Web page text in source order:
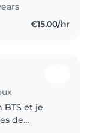
€15.00/hr
BTS et je
de